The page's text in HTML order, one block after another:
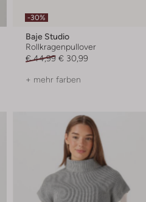
-30%
Baje Studio
Rollkragenpullover
€ 44,99 € 30,99
+ mehr farben